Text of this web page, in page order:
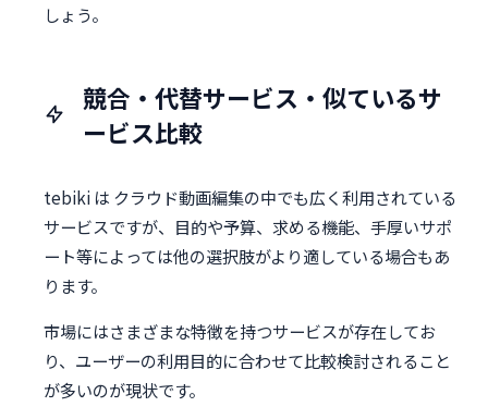
しょう。
競合・代替サービス・似ているサ
ービス比較
tebiki は クラウド動画編集の中でも広く利用されている
サービスですが、目的や予算、求める機能、手厚いサポ
ート等によっては他の選択肢がより適している場合もあ
ります。
市場にはさまざまな特徴を持つサービスが存在してお
り、ユーザーの利用目的に合わせて比較検討されること
が多いのが現状です。